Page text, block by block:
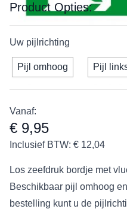
Product Opties:
Uw pijlrichting
Pijl omhoog Pijl
Vanaf:
€ 9,95
Inclusief BTW: € 12,04
Los zeefdruk bordje met
Beschikbaar pijl omhoog
bestelling kunt u de